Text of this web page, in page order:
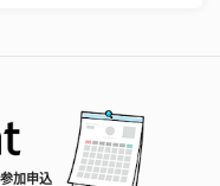
加申込